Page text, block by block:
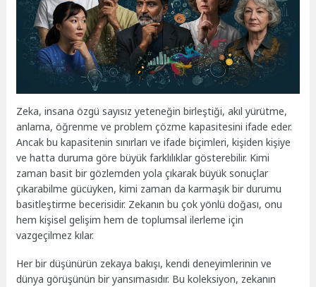
Zeka, insana özgü sayısız yeteneğin birleştiği, akıl yürütme,
anlama, öğrenme ve problem çözme kapasitesini ifade eder.
Ancak bu kapasitenin sınırları ve ifade biçimleri, kişiden kişiye
ve hatta duruma göre büyük farklılıklar gösterebilir. Kimi
zaman basit bir gözlemden yola çıkarak büyük sonuçlar
çıkarabilme gücüyken, kimi zaman da karmaşık bir durumu
basitleştirme becerisidir. Zekanın bu çok yönlü doğası, onu
hem kişisel gelişim hem de toplumsal ilerleme için
vazgeçilmez kılar.
Her bir düşünürün zekaya bakışı, kendi deneyimlerinin ve
dünya görüşünün bir yansımasıdır. Bu koleksiyon, zekanın